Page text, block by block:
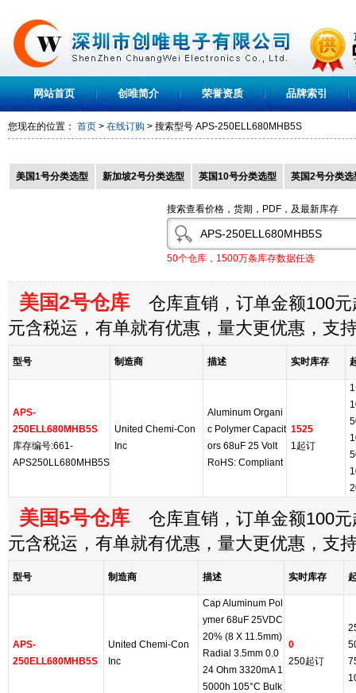
网站首页 创唯简介 荣誉资质 品牌索引
您现在的位置： 首页 > 在线订购 > 搜索型号 APS-250ELL680MHB5S
美国1号分类选型 新加坡2号分类选型 英国10号分类选型 英国2号分类选
搜索查看价格，货期，PDF，及最新库存
50个仓库，1500万条库存数据任选
美国2号仓库 仓库直销，订单金额100元
元含税运，有单就有优惠，量大更优惠，支
型号 制造商 描述 实时库存
APS-
250ELL680MHB5S
库存编号:661-
APS250LL680MHB5S
United Chemi-Con
Inc
Aluminum Organi
c Polymer Capacit
ors 68uF 25 Volt
RoHS: Compliant
1525
1起订
美国5号仓库 仓库直销，订单金额100元
元含税运，有单就有优惠，量大更优惠，支
型号 制造商 描述 实时库存
APS-
250ELL680MHB5S
United Chemi-Con
Inc
Cap Aluminum Pol
ymer 68uF 25VDC
20% (8 X 11.5mm)
Radial 3.5mm 0.0
24 Ohm 3320mA 1
5000h 105°C Bulk
0
250起订